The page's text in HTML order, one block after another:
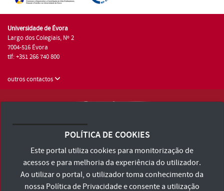
Universidade de Évora
Largo dos Colegiais, Nº 2
7004-516 Évora
tlf: +351 266 740 800
outros contactos
Consulte os Termos e Condições e Política de Privacidade
Declaração de Acessibilidade
POLÍTICA DE COOKIES
Este portal utiliza cookies para monitorização de
acessos e para melhoria da experiência do utilizador.
Ao utilizar o portal, o utilizador toma conhecimento da
nossa Política de Privacidadee consente a utilização